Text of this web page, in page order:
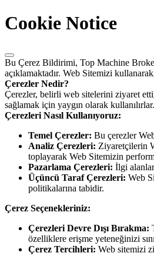
Cookie Notice
Bu Çerez Bildirimi, Top Machine
açıklamaktadır. Web Sitemizi
Çerezler Nedir?
Çerezler, belirli web sitelerini ziyaret
sağlamak için yaygın olarak kullanılırlar.
Çerezleri Nasıl Kullanıyoruz:
Temel Çerezler: Bu çerezler
Analiz Çerezleri: Ziyaretçilerin
toplayarak Web Sitemizin
Pazarlama Çerezleri: İlgi
Üçüncü Taraf Çerezleri: Web
politikalarına tabidir.
Çerez Seçenekleriniz:
Çerezleri Devre Dışı Bırakma:
özelliklere erişme yeteneğinizi
Çerez Tercihleri: Web sitemizi